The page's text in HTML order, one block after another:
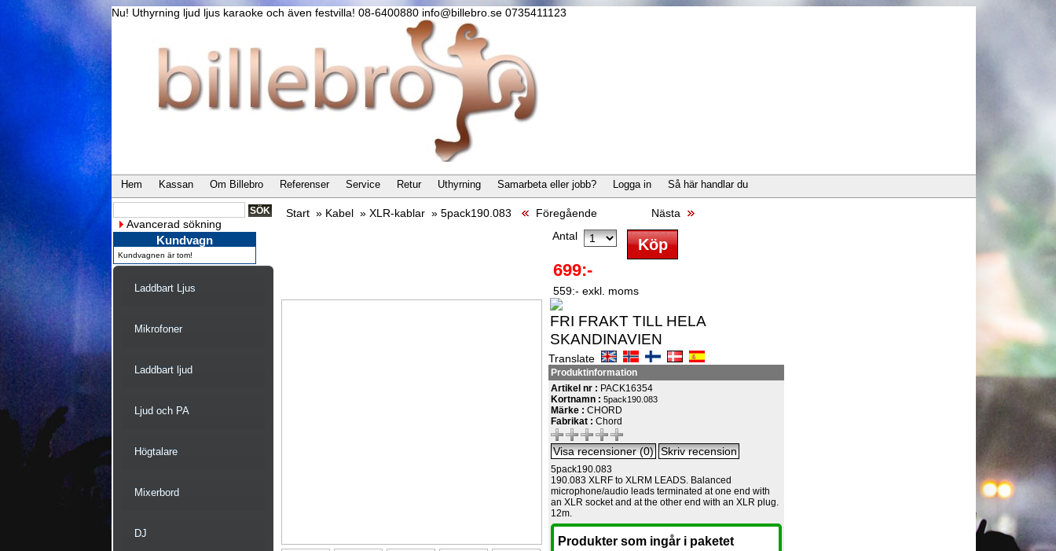
Nu! Uthyrning ljud ljus karaoke och även festvilla! 08-6400880 info@billebro.se 0735411123
Hem Kassan Om Billebro Referenser Service Retur Uthyrning Samarbeta eller jobb? Logga in Så här handlar du
Avancerad sökning
Kundvagn
Kundvagnen är tom!
Laddbart Ljus
Mikrofoner
Laddbart ljud
Ljud och PA
Högtalare
Mixerbord
DJ
Start » Kabel »XLR-kablar »5pack190.083 Föregående Nästa
Antal
699:-
559:- exkl. moms
FRI FRAKT TILL HELA
SKANDINAVIEN
Translate
Produktinformation
Artikel nr : PACK16354
Kortnamn :5pack190.083
Märke :CHORD
Fabrikat :Chord
5pack190.083
190.083 XLRF to XLRM LEADS. Balanced
microphone/audio leads terminated at one end with
an XLR socket and at the other end with an XLR plug.
12m.
Produkter som ingår i paketet